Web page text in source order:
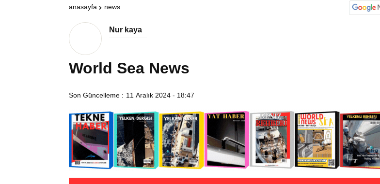
anasayfa news
Nur kaya
World Sea News
Son Güncelleme : 11 Aralık 2024 - 18:47